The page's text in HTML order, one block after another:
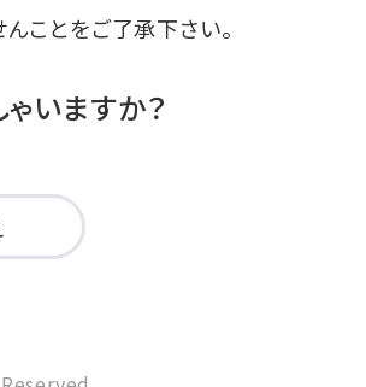
んことをご了承下さい。
ゃいますか？